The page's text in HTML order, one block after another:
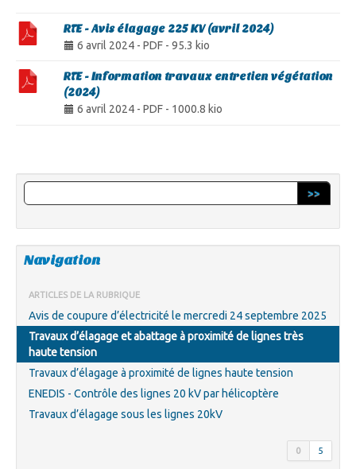
RTE - Avis élagage 225 KV (avril 2024)
6 avril 2024 - PDF - 95.3 kio
RTE - Information travaux entretien végétation
(2024)
6 avril 2024 - PDF - 1000.8 kio
>>
Navigation
ARTICLES DE LA RUBRIQUE
Avis de coupure d’électricité le mercredi 24 septembre 2025
Travaux d’élagage et abattage à proximité de lignes très
haute tension
Travaux d’élagage à proximité de lignes haute tension
ENEDIS - Contrôle des lignes 20 kV par hélicoptère
Travaux d’élagage sous les lignes 20kV
0 5